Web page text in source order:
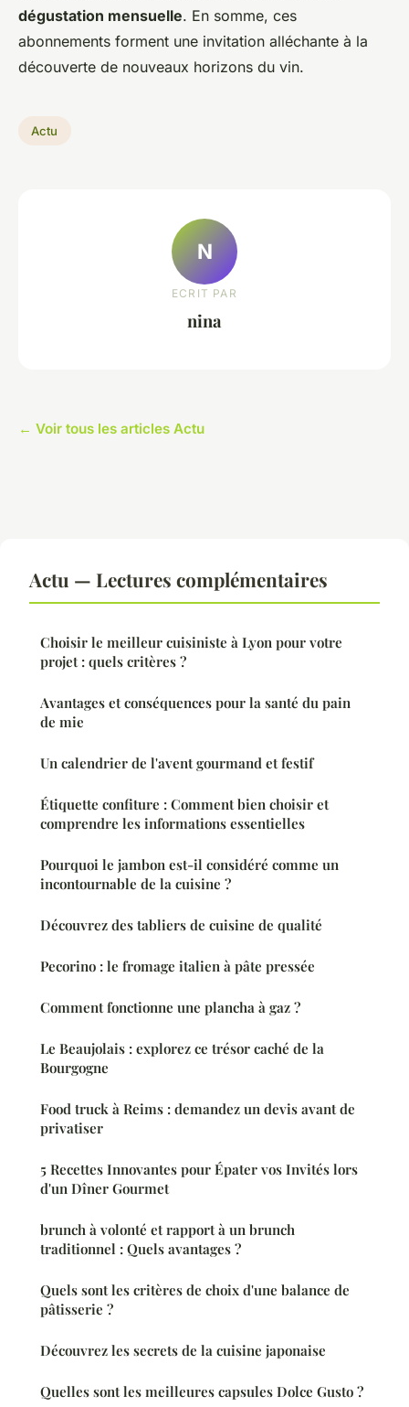
dégustation mensuelle. En somme, ces
abonnements forment une invitation alléchante à la
découverte de nouveaux horizons du vin.
Actu
N
ECRIT PAR
nina
← Voir tous les articles Actu
Actu — Lectures complémentaires
Choisir le meilleur cuisiniste à Lyon pour votre
projet : quels critères ?
Avantages et conséquences pour la santé du pain
de mie
Un calendrier de l'avent gourmand et festif
Étiquette confiture : Comment bien choisir et
comprendre les informations essentielles
Pourquoi le jambon est-il considéré comme un
incontournable de la cuisine ?
Découvrez des tabliers de cuisine de qualité
Pecorino : le fromage italien à pâte pressée
Comment fonctionne une plancha à gaz ?
Le Beaujolais : explorez ce trésor caché de la
Bourgogne
Food truck à Reims : demandez un devis avant de
privatiser
5 Recettes Innovantes pour Épater vos Invités lors
d'un Dîner Gourmet
brunch à volonté et rapport à un brunch
traditionnel : Quels avantages ?
Quels sont les critères de choix d'une balance de
pâtisserie ?
Découvrez les secrets de la cuisine japonaise
Quelles sont les meilleures capsules Dolce Gusto ?